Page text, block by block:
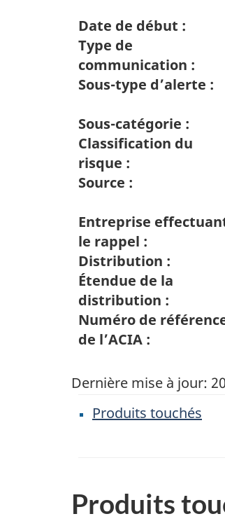
Date de début :
Type de
communication :
Sous-type d’alerte :
Sous-catégorie :
Classification du
risque :
Source :
Entreprise
le rappel :
Distribution :
Étendue de la
distribution :
Numéro de
de l’ACIA :
Dernière mise à jour:
Produits touchés
Produits